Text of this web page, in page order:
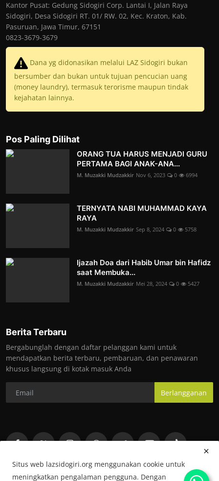
Kantor Pusat: Gedung Sidogiri Corp. Lantai I, Jalan Raya
Sidogiri, Desa Sidogiri RT. 01/ RW. 02, Kec. Kraton, Kab.
Pasuruan, Jawa Timur, 67151
0823-3679-3679
Dana yg didonasikan melalui LAZ Sidogiri bukan
bersumber dan bukan untuk tujuan pencucian uang
(money laundry), termasuk terorisme maupun tindak
kejahatan lainnya.
Pos Paling Dilihat
ORANG TUA HARUS MENJADI GURU
PERTAMA BAGI ANAK-ANA...
M. Muzakki Mudzakkir Nov 6, 2023 0 6994
TERNYATA NABI MUHAMMAD KAYA
RAYA
M. Muzakki Mudzakkir Sep 8, 2024 0 5758
Ijazah Doa dari Habib Umar bin Hafidz
saat Membuka...
M. Muzakki Mudzakkir Mei 28, 2024 0 5427
Berita Terbaru
Bergabunglah dengan daftar pelanggan kami untuk
mendapatkan berita terbaru, pembaruan, dan penawaran
khusus langsung di kotak masuk Anda
Berlangganan
Situs web lazsidogiri.org menggunakan cookie untuk
meningkatkan pengalaman pengguna. Dengan